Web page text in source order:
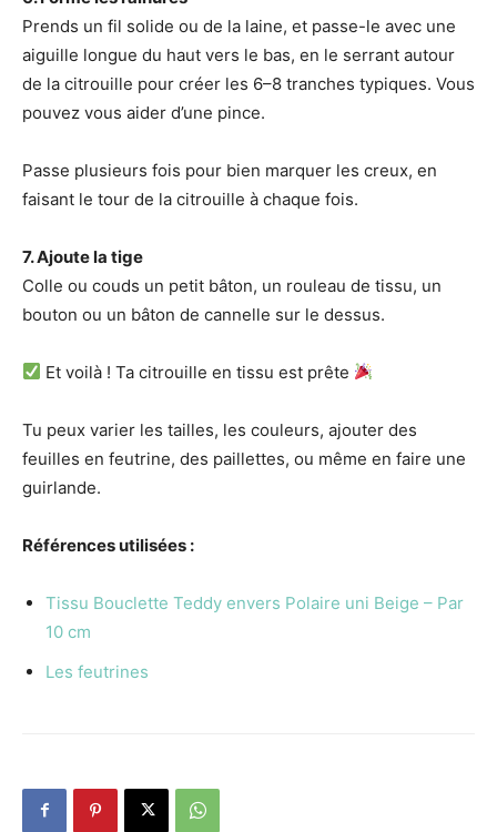
Prends un fil solide ou de la laine, et passe-le avec une
aiguille longue du haut vers le bas, en le serrant autour
de la citrouille pour créer les 6–8 tranches typiques. Vous
pouvez vous aider d’une pince.
Passe plusieurs fois pour bien marquer les creux, en
faisant le tour de la citrouille à chaque fois.
7. Ajoute la tige
Colle ou couds un petit bâton, un rouleau de tissu, un
bouton ou un bâton de cannelle sur le dessus.
Et voilà ! Ta citrouille en tissu est prête
Tu peux varier les tailles, les couleurs, ajouter des
feuilles en feutrine, des paillettes, ou même en faire une
guirlande.
Références utilisées :
Tissu Bouclette Teddy envers Polaire uni Beige – Par
10 cm
Les feutrines